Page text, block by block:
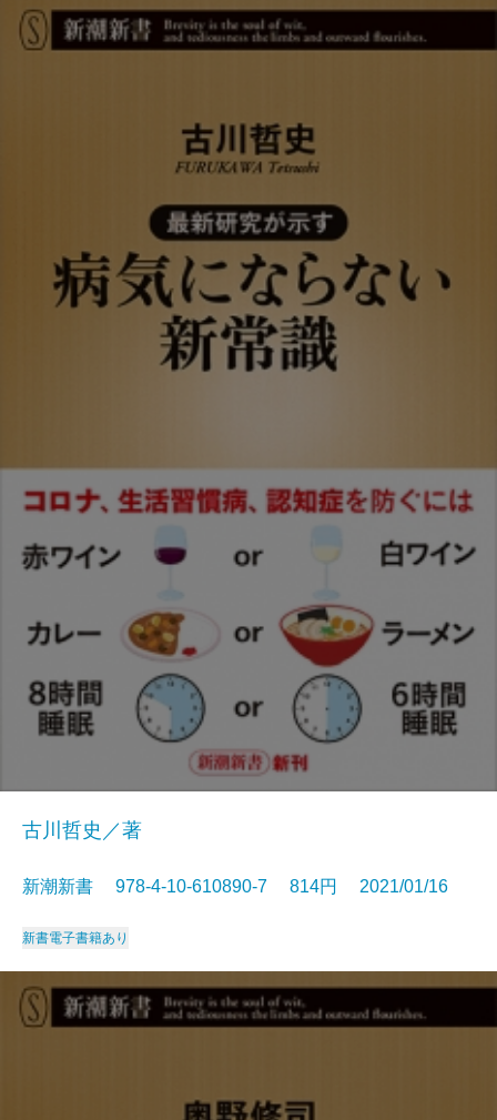
古川哲史／著
新潮新書 978-4-10-610890-7 814円 2021/01/16
新書電子書籍あり